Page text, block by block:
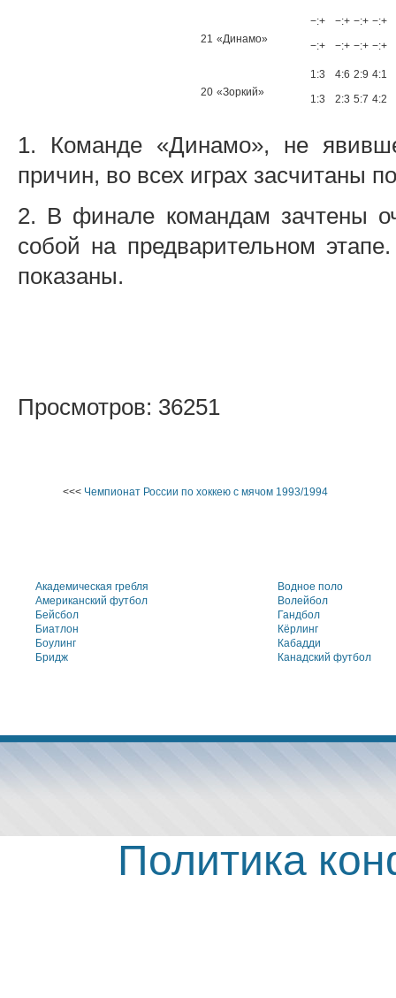
21 «Динамо»
−:+
−:+
−:+
−:+
−:+
−:+
−:+
−:+
20 «Зоркий»
1:3
1:3
4:6
2:3
2:9
5:7
4:1
4:2
1. Команде «Динамо», не
причин, во всех играх засчитаны
2. В финале командам зачтены
собой на предварительном
показаны.
Просмотров: 36251
<<< Чемпионат России по хоккею с мячом 1993/1994
Академическая гребля
Американский футбол
Бейсбол
Биатлон
Боулинг
Бридж
Водное поло
Волейбол
Гандбол
Кёрлинг
Кабадди
Канадский футбол
Политика